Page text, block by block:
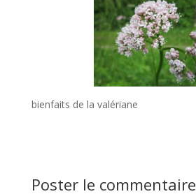
bienfaits de la valériane
Poster le commentaire